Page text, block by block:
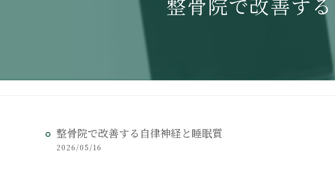
整骨院で改善する自律神経と睡眠質
2026/05/16